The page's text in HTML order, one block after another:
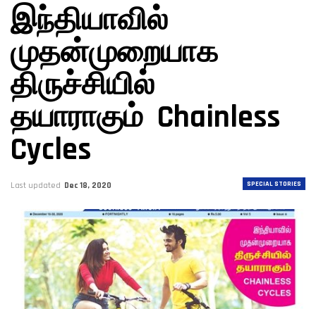
இந்தியாவில்
முதன்முறையாக
திருச்சியில்
தயாராகும் Chainless
Cycles
SPECIAL STORIES
Last updated Dec 18, 2020